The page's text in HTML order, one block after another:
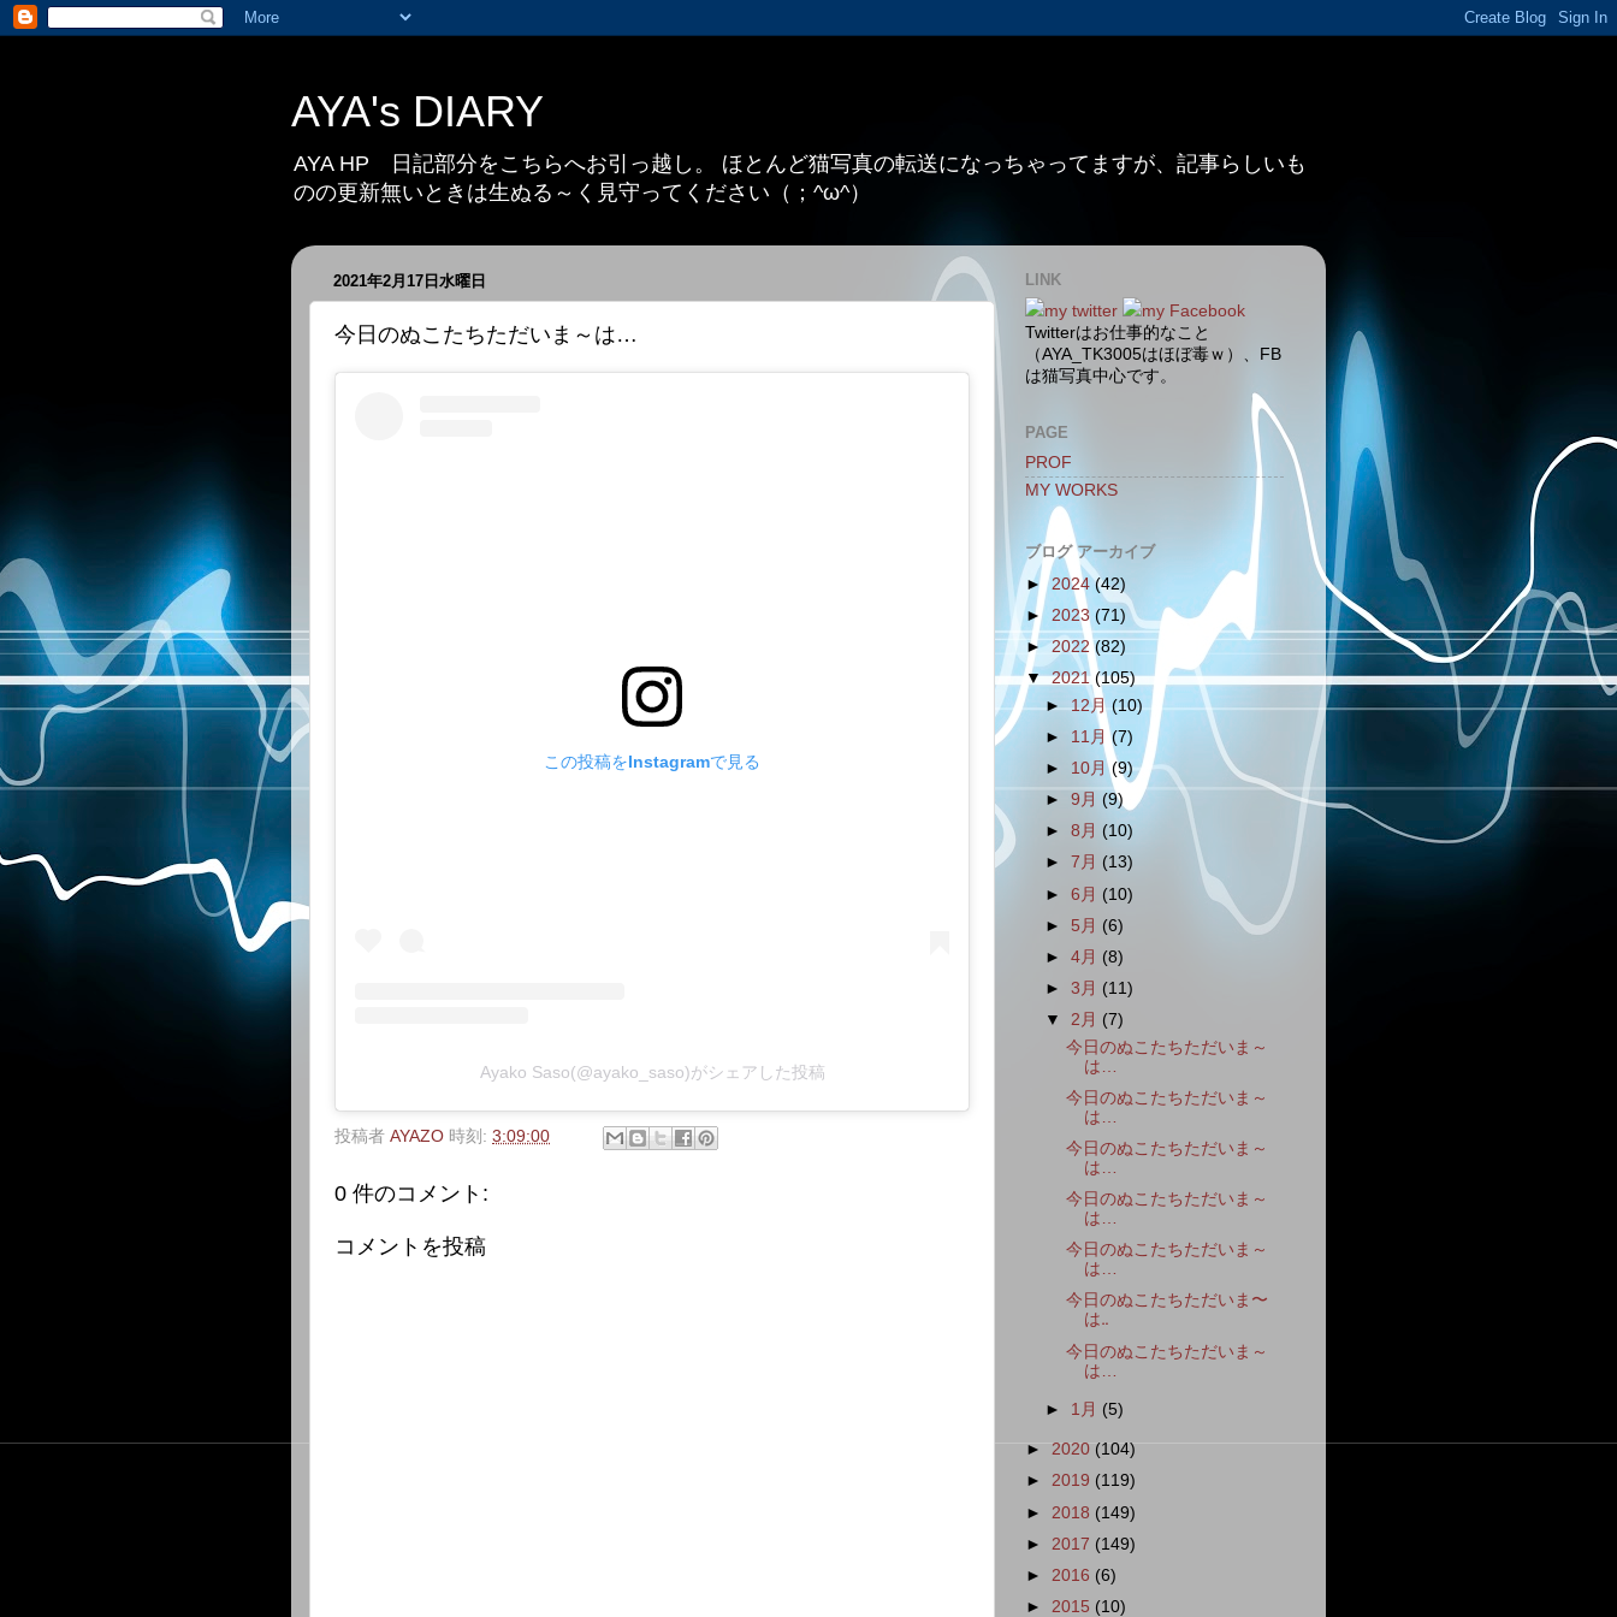
AYA's DIARY
AYA HP 日記部分をこちらへお引っ越し。 ほとんど猫写真の転送になっちゃってますが、記事らしいも
のの更新無いときは生ぬる～く見守ってください（；^ω^）
2021年2月17日水曜日
今日のぬこたちただいま～は…
この投稿をInstagramで見る
Ayako Saso(@ayako_saso)がシェアした投稿
投稿者 AYAZO 時刻: 3:09:00
0 件のコメント:
コメントを投稿
LINK
my twitter
my Facebook
Twitterはお仕事的なこと
（AYA_TK3005はほぼ毒ｗ）、FB
は猫写真中心です。
PAGE
PROF
MY WORKS
ブログ アーカイブ
► 2024(42)
► 2023 (71)
►2022(82)
▼2021 (105)
►12月(10)
► 11月(7)
► 10月(9)
►9月(9)
►8月(10)
►7月(13)
►6月 (10)
► 5月 (6)
►4月 (8)
►3月 (11)
▼2月 (7)
今日のぬこたちただいま～
は…
今日のぬこたちただいま～
は…
今日のぬこたちただいま～
は…
今日のぬこたちただいま～
は…
今日のぬこたちただいま～
は…
今日のぬこたちただいま〜
は‥
今日のぬこたちただいま～
は…
► 1月 (5)
► 2020 (104)
► 2019 (119)
► 2018 (149)
► 2017 (149)
► 2016 (6)
► 2015 (10)